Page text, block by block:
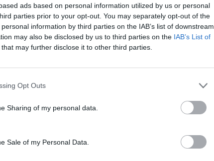
ads based on personal information utilized by us or personal
parties prior to your opt-out. You may separately opt-out of the
information by third parties on the IAB’s list of downstream
may also be disclosed by us to third parties on the IAB’s List of
that may further disclose it to other third parties.
Opt Outs
Sharing of my personal data.
Sale of my Personal Data.